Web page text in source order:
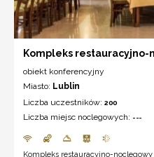
Kompleks restauracyjno-
obiekt konferencyjny
Miasto: Lublin
Liczba uczestników: 200
Liczba miejsc noclegowych: ---
Kompleks restauracyjno-